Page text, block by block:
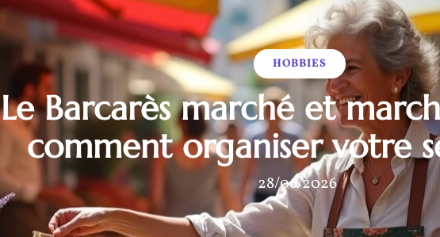
HOBBIES
Le Barcarès marché et
comment organiser votre
28/06/2026